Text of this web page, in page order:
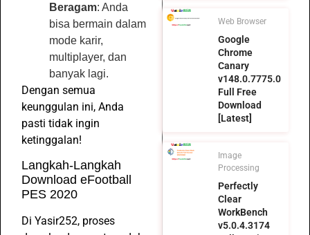
Beragam: Anda
bisa bermain dalam
mode karir,
multiplayer, dan
banyak lagi.
Dengan semua
keunggulan ini, Anda
pasti tidak ingin
ketinggalan!
Langkah-Langkah
Download eFootball
PES 2020
Di Yasir252, proses
Web Browser
Google
Chrome
Canary
v148.0.7775.0
Full Free
Download
[Latest]
Image
Processing
Perfectly
Clear
WorkBench
v5.0.4.3174